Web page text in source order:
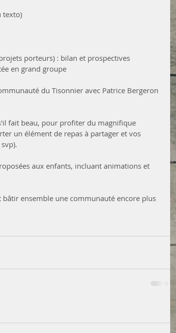
texto)
porteurs) : bilan et prospectives
en grand groupe
du Tisonnier avec Patrice Bergeron
fait beau, pour profiter du magnifique
un élément de repas à partager et vos
aux enfants, incluant animations et
ensemble une communauté encore plus